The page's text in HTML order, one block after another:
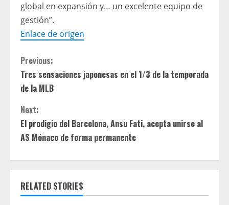
global en expansión y… un excelente equipo de
gestión”.
Enlace de origen
C
o
n
t
u
Previous:
Tres sensaciones japonesas en el 1/3 de la temporada
de la MLB
Next:
El prodigio del Barcelona, ​​Ansu Fati, acepta unirse al
AS Mónaco de forma permanente
RELATED STORIES